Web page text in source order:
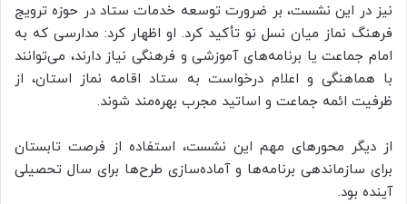
نیز در این نشست، بر ضرورت توسعه خدمات ستاد در حوزه ترویج
فرهنگ نماز میان نسل نو تأکید کرد. او اظهار کرد: مدارسی که به
امام جماعت یا برنامه‌های آموزشی و فرهنگی نیاز دارند، می‌توانند
با هماهنگی و اعلام درخواست به ستاد اقامه نماز استان، از
ظرفیت ائمه جماعت و اساتید مجرب بهره‌مند شوند.
از دیگر محورهای مهم این نشست، استفاده از فرصت تابستان
برای سازماندهی برنامه‌ها و آماده‌سازی طرح‌ها برای سال تحصیلی
آینده بود.